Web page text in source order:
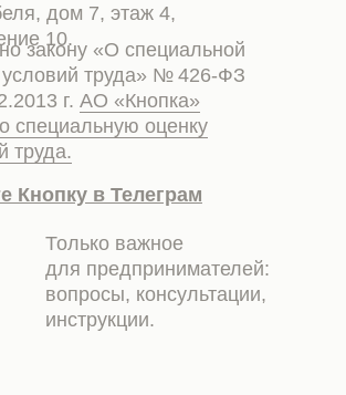
дом 7, этаж 4,
10.
закону «О специальной
условий труда» № 426-ФЗ
г. АО «Кнопка»
специальную оценку
труда.
Кнопку в Телеграм
Только важное
для предпринимателей:
вопросы, консультации,
инструкции.